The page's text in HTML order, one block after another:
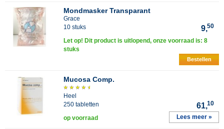
Mondmasker Transparant
Grace
10 stuks
9,50
Let op! Dit product is uitlopend, onze voorraad is: 8
stuks
Bestellen
Mucosa Comp.
Heel
250 tabletten
61,10
op voorraad Lees meer »